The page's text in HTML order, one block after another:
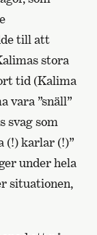
till att
stora
tid (Kalima
vara ”snäll”
svag som
(!) karlar (!)”
under hela
situationen,